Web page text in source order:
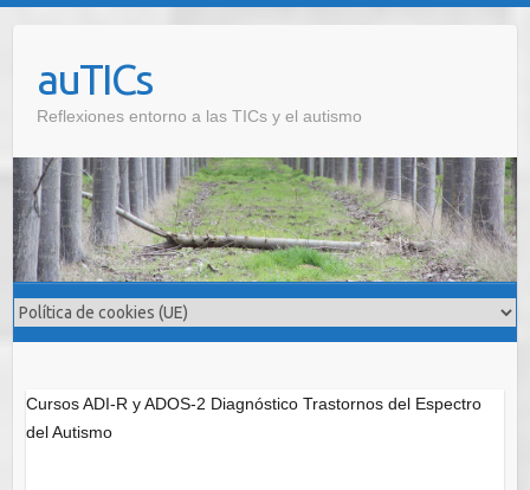
contenidoauTICs
Reflexiones entorno a las TICs y el autismo
Cursos ADI-R y ADOS-2 Diagnóstico Trastornos del Espectro
del Autismo